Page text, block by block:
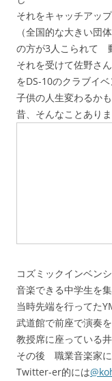
それをキャッチアッ
（全国的な大きい団
の方が3人こられて
それを受けて佐野さ
をDS-10のクラブイ
子供の人生変わるかも
昔、そんなことありま
コズミックインベン
音楽できる中学生を
当時先端を行ってた
武道館で前座で演奏を
教授席に座っている
その後 職業音楽家
Twitter-er的には